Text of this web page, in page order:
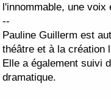
l'innommable, une
--
Pauline Guillerm est
théâtre et à la création
Elle a également suivi
dramatique.